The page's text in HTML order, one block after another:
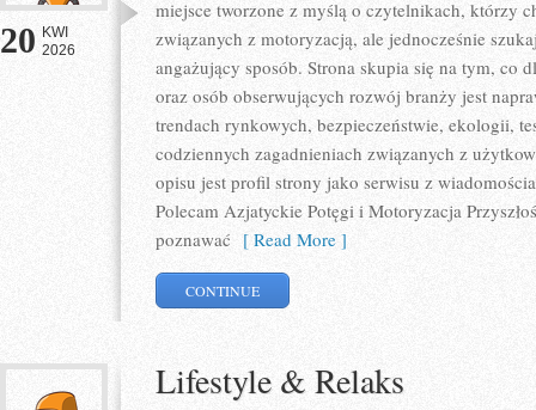
20 KWI
2026
miejsce tworzone z myślą o czytelnikach, którzy
związanych z motoryzacją, ale jednocześnie
angażujący sposób. Strona skupia się na tym, co
oraz osób obserwujących rozwój branży jest
trendach rynkowych, bezpieczeństwie, ekologii,
codziennych zagadnieniach związanych z
opisu jest profil strony jako serwisu z
Polecam Azjatyckie Potęgi i Motoryzacja
poznawać [ Read More ]
CONTINUE
Lifestyle & Relaks